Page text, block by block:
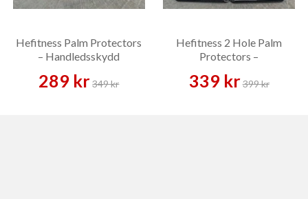
Hefitness Palm Protectors
– Handledsskydd
289 kr 349 kr
Hefitness 2 Hole Palm
Protectors –
339 kr399 kr